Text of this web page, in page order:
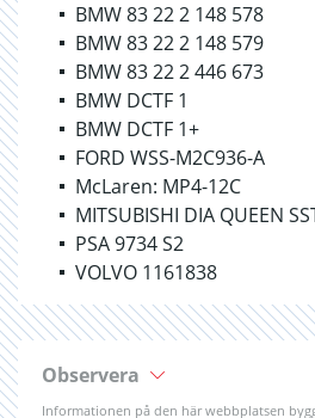
BMW 83 22 2 148 578
BMW 83 22 2 148 579
BMW 83 22 2 446 673
BMW DCTF 1
BMW DCTF 1+
FORD WSS-M2C936-A
McLaren: MP4-12C
MITSUBISHI DIA QUEEN
PSA 9734 S2
VOLVO 1161838
Observera
Informationen på den här webbplatsen